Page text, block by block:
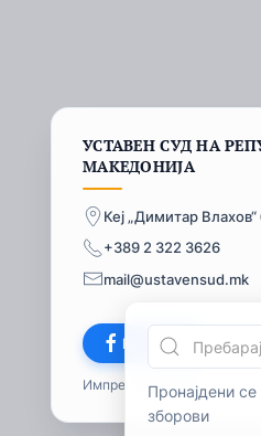
Пронајдени се
зборови
УСТАВЕН СУД НА
МАКЕДОНИЈА
Кеј „Димитар
+389 2 322 3626
mail@ustavensud.mk
Facebook
Импресум© 2026